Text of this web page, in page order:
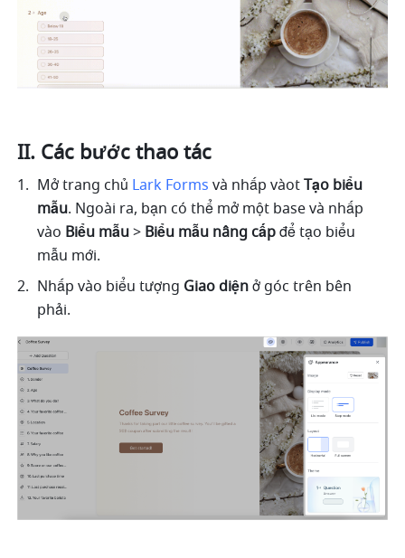
II. Các bước thao tác
Mở trang chủ Lark Forms và nhấp vàot Tạo biểu
mẫu. Ngoài ra, bạn có thể mở một base và nhấp
vào Biểu mẫu > Biểu mẫu nâng cấp để tạo biểu
mẫu mới.
Nhấp vào biểu tượng Giao diện ở góc trên bên
phải.